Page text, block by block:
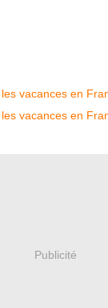
Publicité